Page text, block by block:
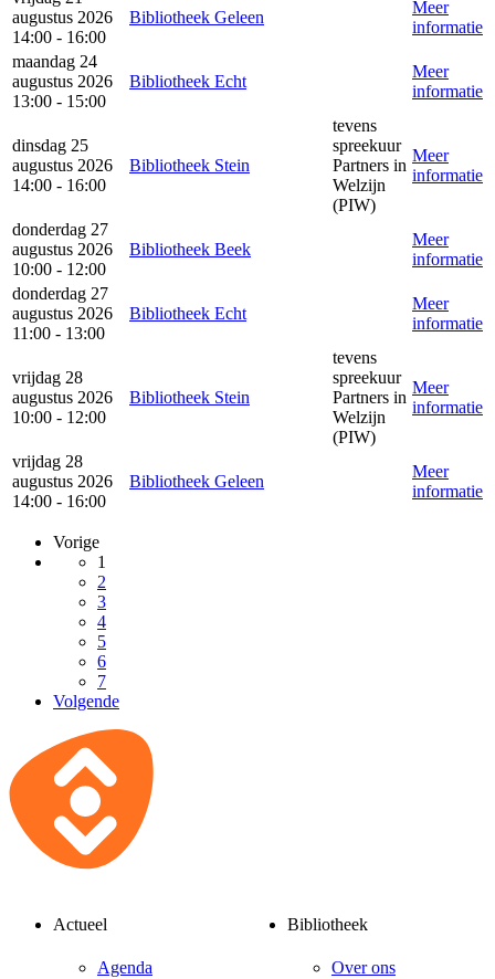
augustus 2026
14:00 - 16:00
Bibliotheek Geleen
Meer
informatie
maandag 24
augustus 2026
13:00 - 15:00
Bibliotheek Echt
Meer
informatie
dinsdag 25
augustus 2026
14:00 - 16:00
Bibliotheek Stein
tevens
spreekuur
Partners in
Welzijn
(PIW)
Meer
informatie
donderdag 27
augustus 2026
10:00 - 12:00
Bibliotheek Beek
Meer
informatie
donderdag 27
augustus 2026
11:00 - 13:00
Bibliotheek Echt
Meer
informatie
vrijdag 28
augustus 2026
10:00 - 12:00
Bibliotheek Stein
tevens
spreekuur
Partners in
Welzijn
(PIW)
Meer
informatie
vrijdag 28
augustus 2026
14:00 - 16:00
Bibliotheek Geleen
Meer
informatie
Vorige
1
2
3
4
5
6
7
Volgende
Actueel
Agenda
Bibliotheek
Over ons